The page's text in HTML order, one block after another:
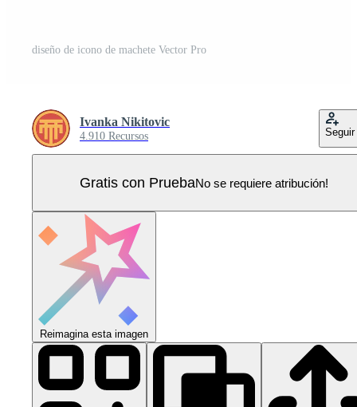
diseño de icono de machete Vector Pro
Ivanka Nikitovic
4.910 Recursos Seguir
Gratis con PruebaNo se requiere atribución!
Reimagina esta imagen